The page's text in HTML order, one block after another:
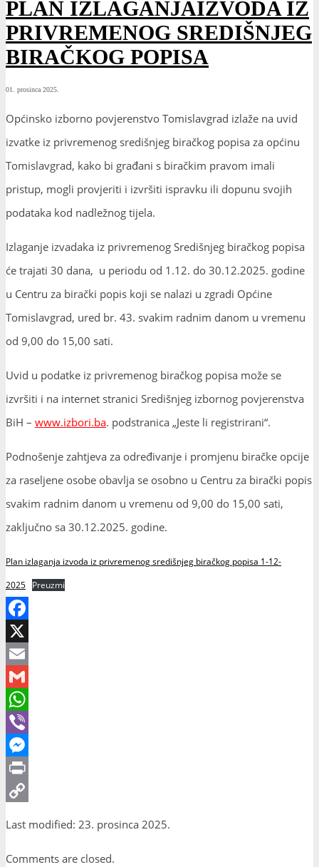
PLAN IZLAGANJAIZVODA IZ
PRIVREMENOG SREDIŠNJEG
BIRAČKOG POPISA
01. prosinca 2025.
Općinsko izborno povjerenstvo Tomislavgrad izlaže na uvid
izvatke iz privremenog središnjeg biračkog popisa za općinu
Tomislavgrad, kako bi građani s biračkim pravom imali
pristup, mogli provjeriti i izvršiti ispravku ili dopunu svojih
podataka kod nadležnog tijela.
Izlaganje izvadaka iz privremenog Središnjeg biračkog popisa
će trajati 30 dana, u periodu od 1.12. do 30.12.2025. godine
u Centru za birački popis koji se nalazi u zgradi Općine
Tomislavgrad, ured br. 43. svakim radnim danom u vremenu
od 9,00 do 15,00 sati.
Uvid u podatke iz privremenog biračkog popisa može se
izvršiti i na internet stranici Središnjeg izbornog povjerenstva
BiH – www.izbori.ba. podstranica „Jeste li registrirani“.
Podnošenje zahtjeva za određivanje i promjenu biračke opcije
za raseljene osobe obavlja se osobno u Centru za birački popis
svakim radnim danom u vremenu od 9,00 do 15,00 sati,
zaključno sa 30.12.2025. godine.
Plan izlaganja izvoda iz privremenog središnjeg biračkog popisa 1-12-
2025 Preuzmi
Facebook
X
Email
Gmail
WhatsApp
Viber
Messenger
Print
Last modified: 23. prosinca 2025.
Comments are closed.